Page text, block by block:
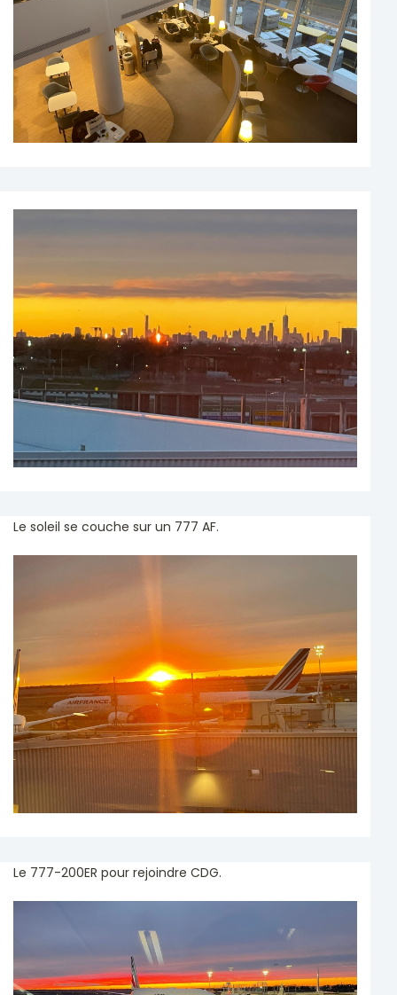
Le soleil se couche sur un 777 AF.
Le 777-200ER pour rejoindre CDG.